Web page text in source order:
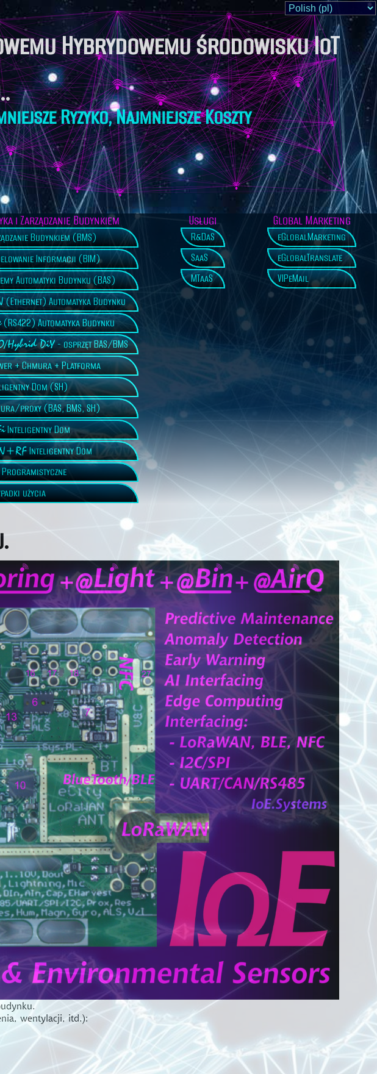
Hybrydowemu środowisku IoT
Ryzyko, Najmniejsze Koszty
i Zarządzanie Budynkiem
Budynkiem (BMS)
Informacji (BIM)
Automatyki Budynku (BAS)
(Ethernet) Automatyka Budynku
(RS422) Automatyka Budynku
Hybrid DiY- osprzęt BAS/BMS
+ Chmura + Platforma
Dom (SH)
proxy (BAS, BMS, SH)
Inteligentny Dom
Inteligentny Dom
Programistyczne
użycia
Usługi
R&DaS
SaaS
MTaaS
Global Marketing
eGlobalMarketing
eGlobalTranslate
VIPeMail
wentylacji, itd.):